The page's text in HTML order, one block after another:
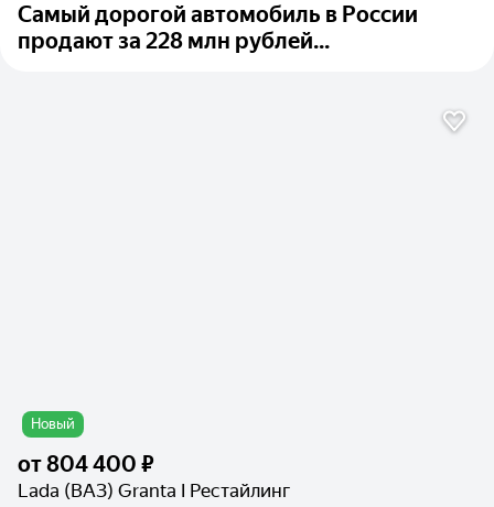
Самый дорогой автомобиль в России
продают за 228 млн рублей...
Новый
от804 400 ₽
Lada (ВАЗ) Granta I Рестайлинг